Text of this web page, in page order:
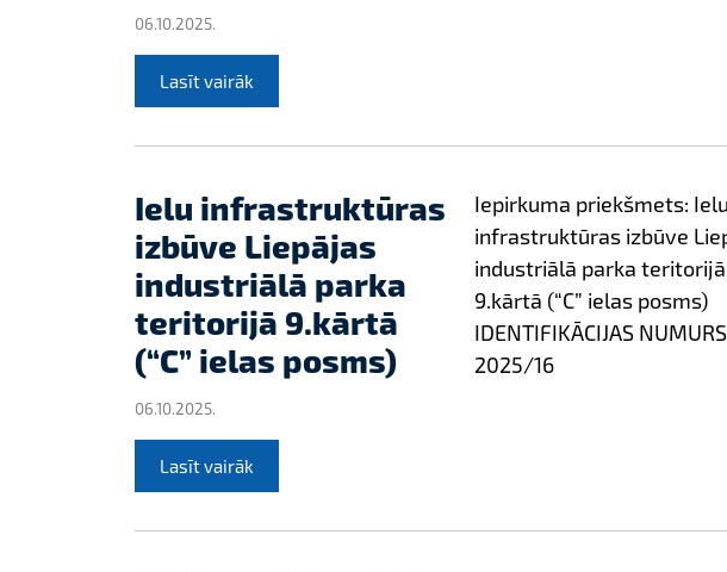
06.10.2025.
Lasīt vairāk
Ielu infrastruktūras
izbūve Liepājas
industriālā parka
teritorijā 9.kārtā
(“C” ielas posms)
06.10.2025.
Lasīt vairāk
Iepirkuma priekšmets: Ielu
infrastruktūras izbūve
industriālā parka teritorijā
9.kārtā (“C” ielas posms)
IDENTIFIKĀCIJAS
2025/16